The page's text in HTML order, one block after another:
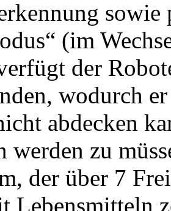
sowie
(im
der
wodurch
abdecken
werden zu
der über 7
Lebensmitteln